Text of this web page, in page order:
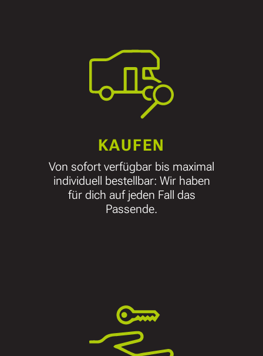
KAUFEN
Von sofort verfügbar bis maximal
individuell bestellbar: Wir haben
für dich auf jeden Fall das
Passende.